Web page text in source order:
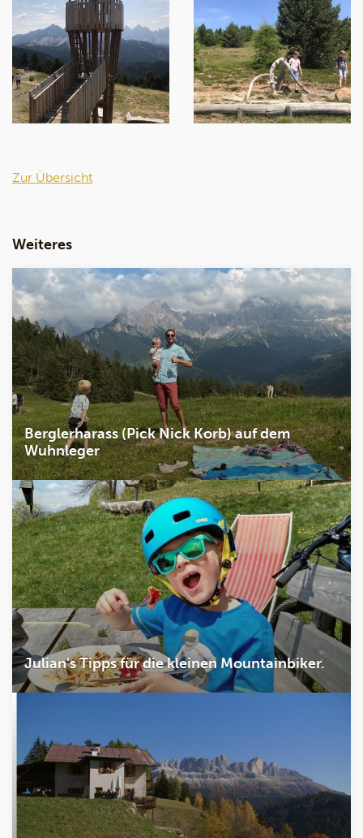
Zur Übersicht
Weiteres
Berglerharass (Pick Nick Korb) auf dem
Wuhnleger
Julian's Tipps für die kleinen Mountainbiker.